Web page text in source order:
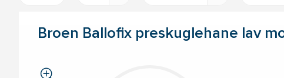
Broen Ballofix preskuglehane lav